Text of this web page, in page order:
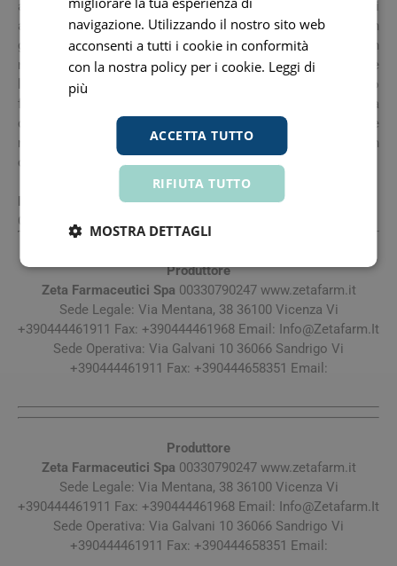
antiaggreganti piastrinici, consultare il medico prima di
assumere il prodotto. Si sconsiglia l'uso del prodotto in
gravidanza e durante l'allattamento. Contiene caffeina: non
raccomandato per i bambini, in gravidanza e durante
l’allattamento. Si consiglia di conservare il prodotto in luogo
fresco. Gli integratori non vanno intesi come sostituti di una
dieta equilibrata, variata e di un sano stile di vita. Il termine
minimo di conservazione indicato si riferisce al prodotto in
confezione integra, correttamente conservata.
Formato
Confezione contenente 12 flaconcini.
Produttore
Zeta Farmaceutici Spa 00330790247 www.zetafarm.it
Sede Legale: Via Mentana, 38 36100 Vicenza Vi
+390444461911 Fax: +390444461968 Email: Info@Zetafarm.It
Sede Operativa: Via Galvani 10 36066 Sandrigo Vi
+390444461911 Fax: +390444658351 Email:
Produttore
Zeta Farmaceutici Spa 00330790247 www.zetafarm.it
Sede Legale: Via Mentana, 38 36100 Vicenza Vi
+390444461911 Fax: +390444461968 Email: Info@Zetafarm.It
Sede Operativa: Via Galvani 10 36066 Sandrigo Vi
+390444461911 Fax: +390444658351 Email:
navigazione. Utilizzando il nostro sito web
acconsenti a tutti i cookie in conformità
con la nostra policy per i cookie. Leggi di
più
ACCETTA TUTTO
RIFIUTA TUTTO
MOSTRA DETTAGLI